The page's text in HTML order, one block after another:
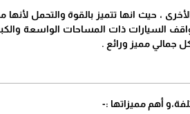
، حيث انها تتميز بالقوة والتحمل
السيارات ذات المساحات الواسعة
جمالي مميز ورائع .
أهم مميزاتها :-